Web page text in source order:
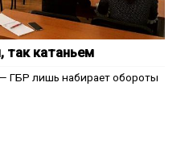
так катаньем
ГБР лишь набирает обороты